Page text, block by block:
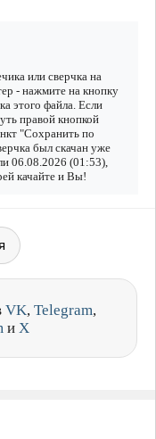
или сверчка на
- нажмите на кнопку
этого файла. Если
правой кнопкой
"Сохранить по
был скачан уже
06.08.2026 (01:53),
качайте и Вы!
VK, Telegram,
и X